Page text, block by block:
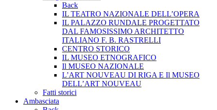
Back
IL TEATRO NAZIONALE DELL’OPERA
IL PALAZZO RUNDALE PROGETTATO
DAL FAMOSISSIMO ARCHITETTO
ITALIANO F. B. RASTRELLI
CENTRO STORICO
IL MUSEO ETNOGRAFICO
Il MUSEO NAZIONALE
L’ART NOUVEAU DI RIGA E Il MUSEO
DELL’ART NOUVEAU
Fatti storici
Ambasciata